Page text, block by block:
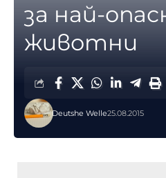
за най-
животни
Deutshe Welle25.08.2015